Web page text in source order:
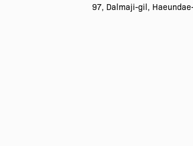
97, Dalmaji-gil,